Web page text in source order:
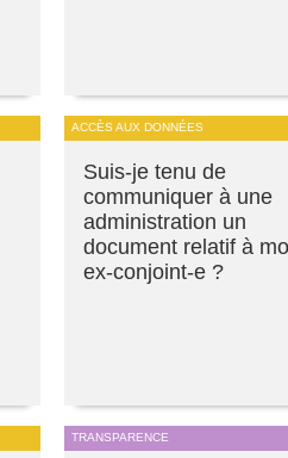
ACCÈS AUX DONNÉES
Suis-je tenu de
communiquer à une
administration un
document relatif à
ex-conjoint-e ?
TRANSPARENCE